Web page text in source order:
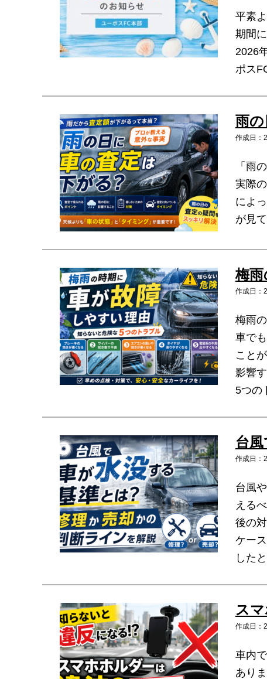
平素
期間
2026
ポス
雨
作成日：
「雨
実際
によ
が見
梅
作成日：
梅雨
車で
こと
影響
5つの
台
作成日：
台風
える
後の
ケー
した
ス
作成日：
車内
あり